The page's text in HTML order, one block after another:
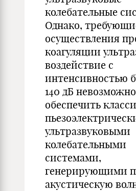
колебательные
Однако,
осуществления
коагуляции
воздействие с
интенсивностью
140 дБ невозможно
обеспечить
ультразвуковыми
колебательными
системами,
генерирующими
акустическую